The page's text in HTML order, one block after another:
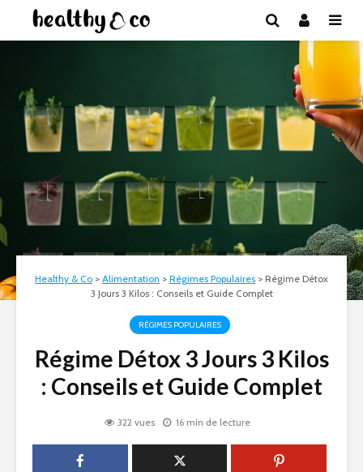
Healthy & Co > Alimentation > Régimes Populaires > Régime Détox
3 Jours 3 Kilos : Conseils et Guide Complet
RÉGIMES POPULAIRES
Régime Détox 3 Jours 3 Kilos
: Conseils et Guide Complet
322 vues 16 min de lecture